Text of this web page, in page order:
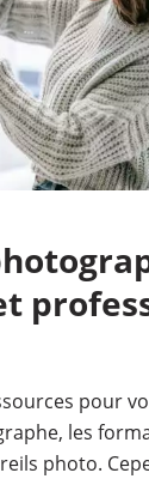
pour
les
photo.